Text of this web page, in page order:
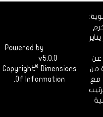
عن
من
مع
Powered by
v5.0.0
Copyright©
Dimensions
Of Information.